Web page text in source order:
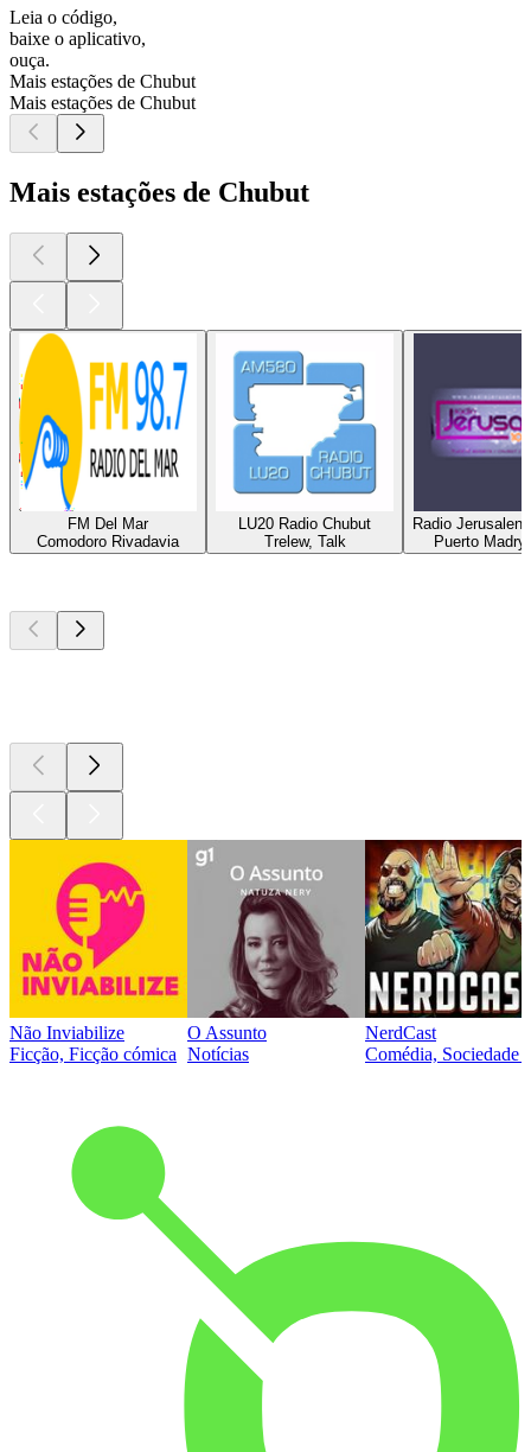
Leia o código,
baixe o aplicativo,
ouça.
Mais estações de Chubut
Mais estações de Chubut
Mais estações de Chubut
FM Del Mar
Comodoro Rivadavia
LU20 Radio Chubut
Trelew, Talk
Radio Jerusalen
Puerto
Não Inviabilize
Ficção, Ficção cómica
O Assunto
Notícias
NerdCast
Comédia, Sociedade